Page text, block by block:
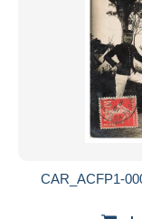
CAR_ACFP1-